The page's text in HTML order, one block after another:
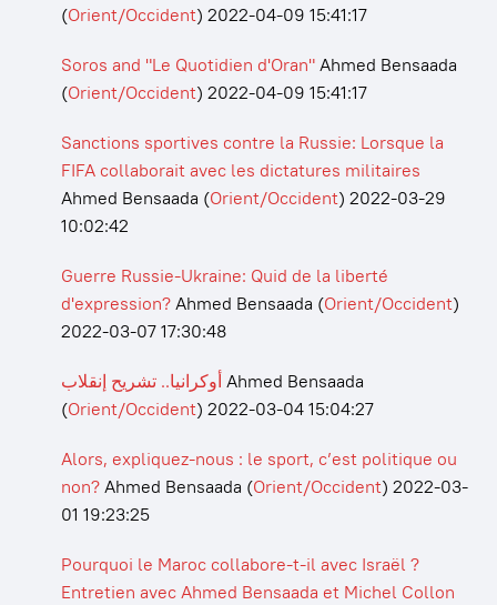
(Orient/Occident) 2022-04-09 15:41:17
Soros and "Le Quotidien d'Oran"Ahmed Bensaada
(Orient/Occident) 2022-04-09 15:41:17
Sanctions sportives contre la Russie: Lorsque la
FIFA collaborait avec les dictatures militaires
Ahmed Bensaada (Orient/Occident) 2022-03-29
10:02:42
Guerre Russie-Ukraine: Quid de la liberté
d'expression?Ahmed Bensaada (Orient/Occident)
2022-03-07 17:30:48
أوكرانيا.. تشريح إنقلابAhmed Bensaada
(Orient/Occident) 2022-03-04 15:04:27
Alors, expliquez-nous : le sport, c’est politique ou
non?Ahmed Bensaada (Orient/Occident) 2022-03-
01 19:23:25
Pourquoi le Maroc collabore-t-il avec Israël ?
Entretien avec Ahmed Bensaada et Michel Collon